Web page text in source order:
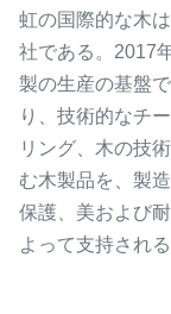
虹の国際的な木
社である。2017
製の生産の基盤
り、技術的なチ
リング、木の技
む木製品を、製
保護、美および
よって支持される